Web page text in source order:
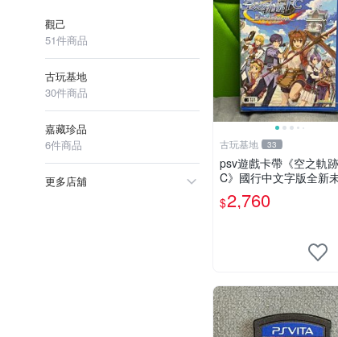
觀己
51件商品
古玩基地
30件商品
嘉藏珍品
6件商品
更多店舖
古玩基地 33
psv遊戲卡帶《空之軌
C》國行中文字版全新
封膜有輕微使用痕跡嚴
薦適合收藏 歲月痕跡 二
$2,760